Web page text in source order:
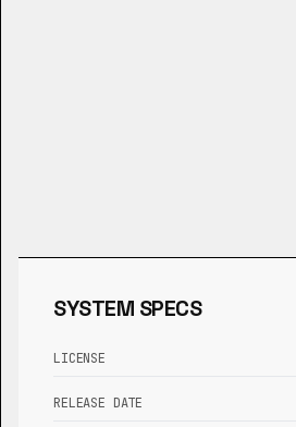
SYSTEM SPECS
LICENSE
RELEASE DATE